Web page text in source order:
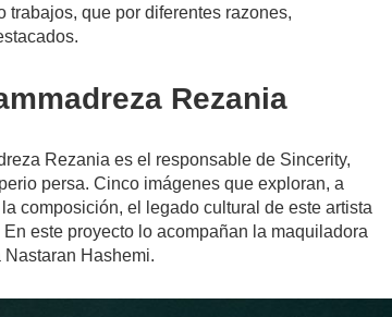
trabajos, que por diferentes razones,
Rezania
Rezania es el responsable de Sincerity,
persa. Cinco imágenes que exploran, a
composición, el legado cultural de este artista
este proyecto lo acompañan la maquiladora
Hashemi.